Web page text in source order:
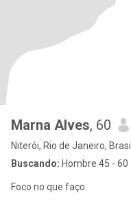
Marna Alves, 60
Niterói, Rio de Janeiro, Brasil
Buscando: Hombre 45 - 60
Foco no que faço.